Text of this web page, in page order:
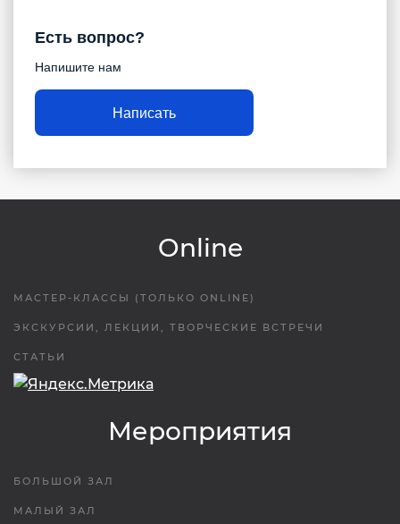
Есть вопрос?
Напишите нам
Написать
Online
МАСТЕР-КЛАССЫ (ТОЛЬКО ONLINE)
ЭКСКУРСИИ, ЛЕКЦИИ, ТВОРЧЕСКИЕ ВСТРЕЧИ
СТАТЬИ
Мероприятия
БОЛЬШОЙ ЗАЛ
МАЛЫЙ ЗАЛ